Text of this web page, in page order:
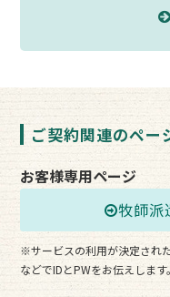
ご契約関連のペー
お客様専用ページ
牧師派
※サービスの利用が決定され
などでIDとPWをお伝えします。